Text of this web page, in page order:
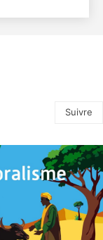
Suivre